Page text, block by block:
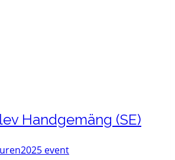
Handgemäng (SE)